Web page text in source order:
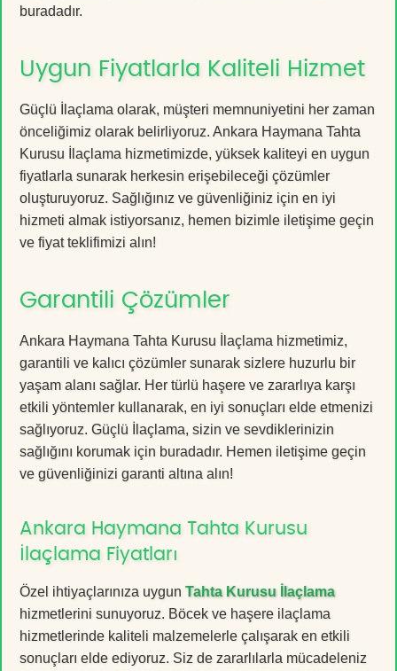
buradadır.
Uygun Fiyatlarla Kaliteli Hizmet
Güçlü İlaçlama olarak, müşteri memnuniyetini her zaman
önceliğimiz olarak belirliyoruz. Ankara Haymana Tahta
Kurusu İlaçlama hizmetimizde, yüksek kaliteyi en uygun
fiyatlarla sunarak herkesin erişebileceği çözümler
oluşturuyoruz. Sağlığınız ve güvenliğiniz için en iyi
hizmeti almak istiyorsanız, hemen bizimle iletişime geçin
ve fiyat teklifimizi alın!
Garantili Çözümler
Ankara Haymana Tahta Kurusu İlaçlama hizmetimiz,
garantili ve kalıcı çözümler sunarak sizlere huzurlu bir
yaşam alanı sağlar. Her türlü haşere ve zararlıya karşı
etkili yöntemler kullanarak, en iyi sonuçları elde etmenizi
sağlıyoruz. Güçlü İlaçlama, sizin ve sevdiklerinizin
sağlığını korumak için buradadır. Hemen iletişime geçin
ve güvenliğinizi garanti altına alın!
Ankara Haymana Tahta Kurusu
İlaçlama Fiyatları
Özel ihtiyaçlarınıza uygun Tahta Kurusu İlaçlama
hizmetlerini sunuyoruz. Böcek ve haşere ilaçlama
hizmetlerinde kaliteli malzemelerle çalışarak en etkili
sonuçları elde ediyoruz. Siz de zararlılarla mücadeleniz